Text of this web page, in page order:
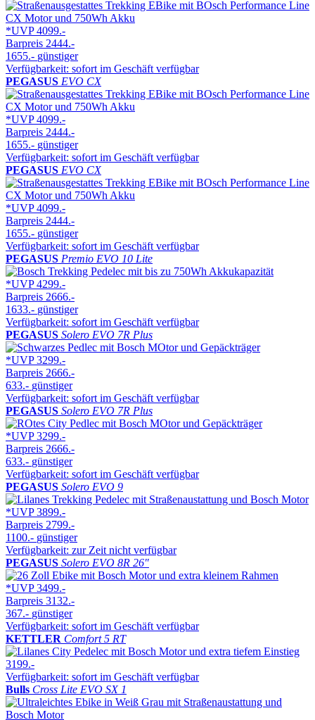
*UVP4099.-
Barpreis 2444.-
1655.- günstiger
Verfügbarkeit: sofort im Geschäft verfügbar
PEGASUS EVO CX
*UVP4099.-
Barpreis 2444.-
1655.- günstiger
Verfügbarkeit: sofort im Geschäft verfügbar
PEGASUS EVO CX
*UVP4099.-
Barpreis 2444.-
1655.- günstiger
Verfügbarkeit: sofort im Geschäft verfügbar
PEGASUS Premio EVO 10 Lite
*UVP4299.-
Barpreis 2666.-
1633.- günstiger
Verfügbarkeit: sofort im Geschäft verfügbar
PEGASUS Solero EVO 7R Plus
*UVP3299.-
Barpreis 2666.-
633.- günstiger
Verfügbarkeit: sofort im Geschäft verfügbar
PEGASUS Solero EVO 7R Plus
*UVP3299.-
Barpreis 2666.-
633.- günstiger
Verfügbarkeit: sofort im Geschäft verfügbar
PEGASUS Solero EVO 9
*UVP3899.-
Barpreis 2799.-
1100.- günstiger
Verfügbarkeit: zur Zeit nicht verfügbar
PEGASUS Solero EVO 8R 26″
*UVP3499.-
Barpreis 3132.-
367.- günstiger
Verfügbarkeit: sofort im Geschäft verfügbar
KETTLER Comfort 5 RT
3199.-
Verfügbarkeit: sofort im Geschäft verfügbar
Bulls Cross Lite EVO SX 1